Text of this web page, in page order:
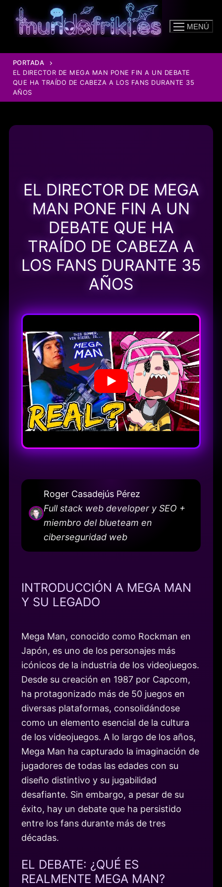
contenido
MENÚ
PORTADA
EL DIRECTOR DE MEGA MAN PONE FIN A UN DEBATE
QUE HA TRAÍDO DE CABEZA A LOS FANS DURANTE 35
AÑOS
EL DIRECTOR DE MEGA
MAN PONE FIN A UN
DEBATE QUE HA
TRAÍDO DE CABEZA A
LOS FANS DURANTE 35
AÑOS
Roger Casadejús Pérez
Full stack web developer y SEO +
miembro del blueteam en
ciberseguridad web
INTRODUCCIÓN A MEGA MAN
Y SU LEGADO
Mega Man, conocido como Rockman en
Japón, es uno de los personajes más
icónicos de la industria de los videojuegos.
Desde su creación en 1987 por Capcom,
ha protagonizado más de 50 juegos en
diversas plataformas, consolidándose
como un elemento esencial de la cultura
de los videojuegos. A lo largo de los años,
Mega Man ha capturado la imaginación de
jugadores de todas las edades con su
diseño distintivo y su jugabilidad
desafiante. Sin embargo, a pesar de su
éxito, hay un debate que ha persistido
entre los fans durante más de tres
décadas.
EL DEBATE: ¿QUÉ ES
REALMENTE MEGA MAN?